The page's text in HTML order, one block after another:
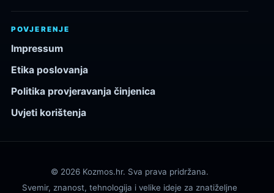
POVJERENJE
Impressum
Etika poslovanja
Politika provjeravanja činjenica
Uvjeti korištenja
© 2026 Kozmos.hr. Sva prava pridržana.
Svemir, znanost, tehnologija i velike ideje za znatiželjne